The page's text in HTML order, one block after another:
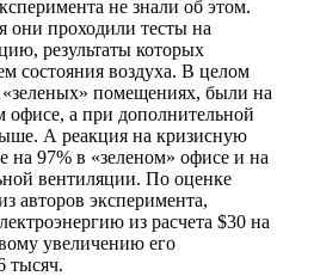
не знали об этом.
они проходили тесты на
результаты которых
состояния воздуха. В целом
«зеленых» помещениях, были на
а при дополнительной
А реакция на кризисную
на 97% в «зеленом» офисе и на
вентиляции. По оценке
авторов эксперимента,
из расчета $30 на
увеличению его
тысяч.